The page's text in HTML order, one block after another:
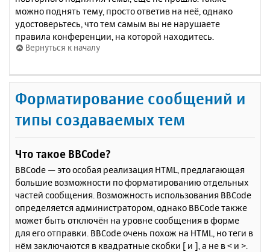
можно поднять тему, просто ответив на неё, однако
удостоверьтесь, что тем самым вы не нарушаете
правила конференции, на которой находитесь.
Вернуться к началу
Форматирование сообщений и
типы создаваемых тем
Что такое BBCode?
BBCode — это особая реализация HTML, предлагающая
большие возможности по форматированию отдельных
частей сообщения. Возможность использования BBCode
определяется администратором, однако BBCode также
может быть отключён на уровне сообщения в форме
для его отправки. BBCode очень похож на HTML, но теги в
нём заключаются в квадратные скобки [ и ], а не в < и >.